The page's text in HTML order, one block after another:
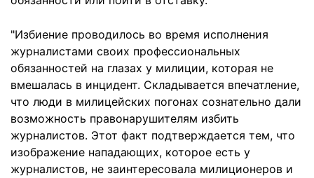
"Избиение проводилось во время исполнения
журналистами своих профессиональных
обязанностей на глазах у милиции, которая не
вмешалась в инцидент. Складывается впечатление,
что люди в милицейских погонах сознательно дали
возможность правонарушителям избить
журналистов. Этот факт подтверждается тем, что
изображение нападающих, которое есть у
журналистов, не заинтересовала милиционеров и